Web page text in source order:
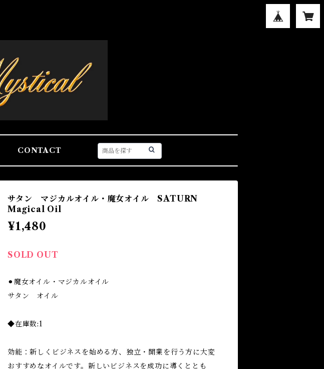
CONTACT
サタン マジカルオイル・魔女オイル SATURN
Magical Oil
¥1,480
SOLD OUT
⚫︎魔女オイル・マジカルオイル
サタン オイル
◆在庫数:1
効能：新しくビジネスを始める方、独立・開業を行う方に大変
おすすめなオイルです。新しいビジネスを成功に導くととも